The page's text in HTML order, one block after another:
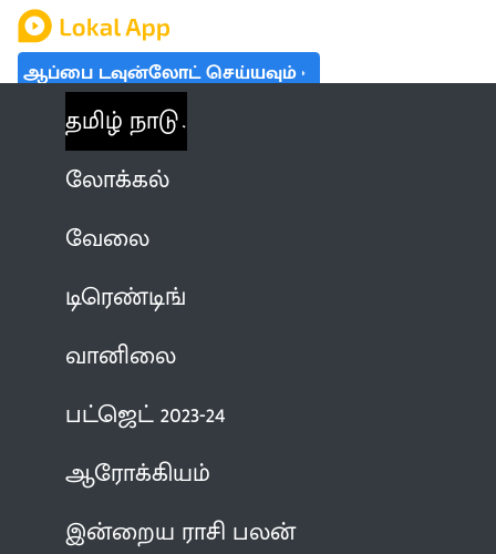
ஆப்பை டவுன்லோட் செய்யவும்
தமிழ் நாடு
லோக்கல்
வேலை
டிரெண்டிங்
வானிலை
பட்ஜெட் 2023-24
ஆரோக்கியம்
இன்றைய ராசி பலன்